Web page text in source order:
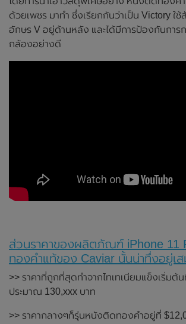
ด้วยเพชร มาทำ ซึ่งเรียกกันว่าเป็น Victory
อักษร V อยู่ด้านหลัง และได้มีการป้องกันการ
กล้องอย่างดี
ส่วนราคาของผลิตภัณฑ์ iPhone 11
ทองคำแท้ของ Caviar นั้นน่าทึ่งอยู่เ
>> ราคาที่ถูกที่สุดทำจากไทเทเนียมแข็งเริ่มต้
ประมาณ 130,xxx บาท
>> ราคากลางๆก็รุ่นหนังติดทองคำอยู่ที่